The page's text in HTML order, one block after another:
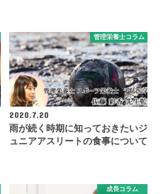
管理栄養士コラム
2020.7.20
雨が続く時期に知っておきたいジ
ュニアアスリートの食事について
成長コラム